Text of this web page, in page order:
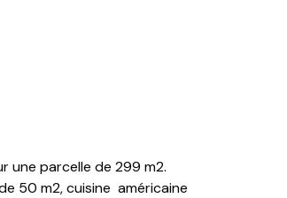
une parcelle de 299 m2.
50 m2, cuisine américaine